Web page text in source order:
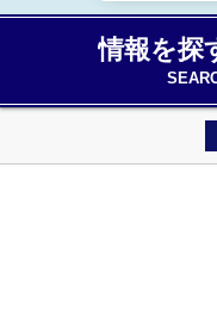
情報を探